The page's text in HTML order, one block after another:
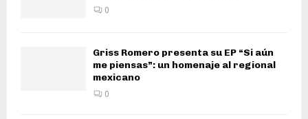
0
Griss Romero presenta su EP “Si aún
me piensas”: un homenaje al regional
mexicano
0